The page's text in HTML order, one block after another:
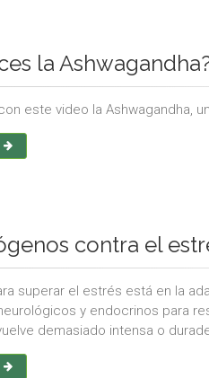
la
este video la Ashwagandha,
contra el
superar el estrés está en la
y endocrinos para
demasiado intensa o